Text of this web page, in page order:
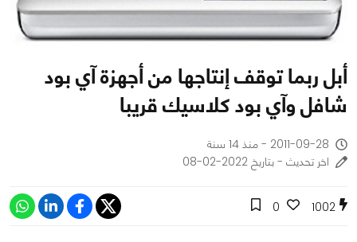
أبل ربما توقف إنتاجها من أجهزة آي بود
شافل وآي بود كلاسيك قريبا
2011-09-28 - منذ 14 سنة
اخر تحديث - بتاريخ 2022-02-08
1002
0